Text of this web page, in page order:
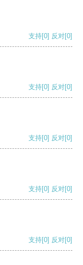
支持[0] 反对[0]
支持[0] 反对[0]
支持[0] 反对[0]
支持[0] 反对[0]
支持[0] 反对[0]